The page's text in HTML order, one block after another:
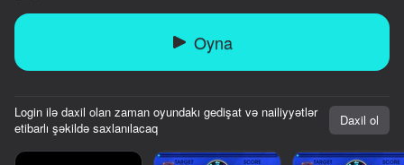
Oyna
Login ilə daxil olan zaman oyundakı gedişat və nailiyyətlər
etibarlı şəkildə saxlanılacaq
Daxil ol